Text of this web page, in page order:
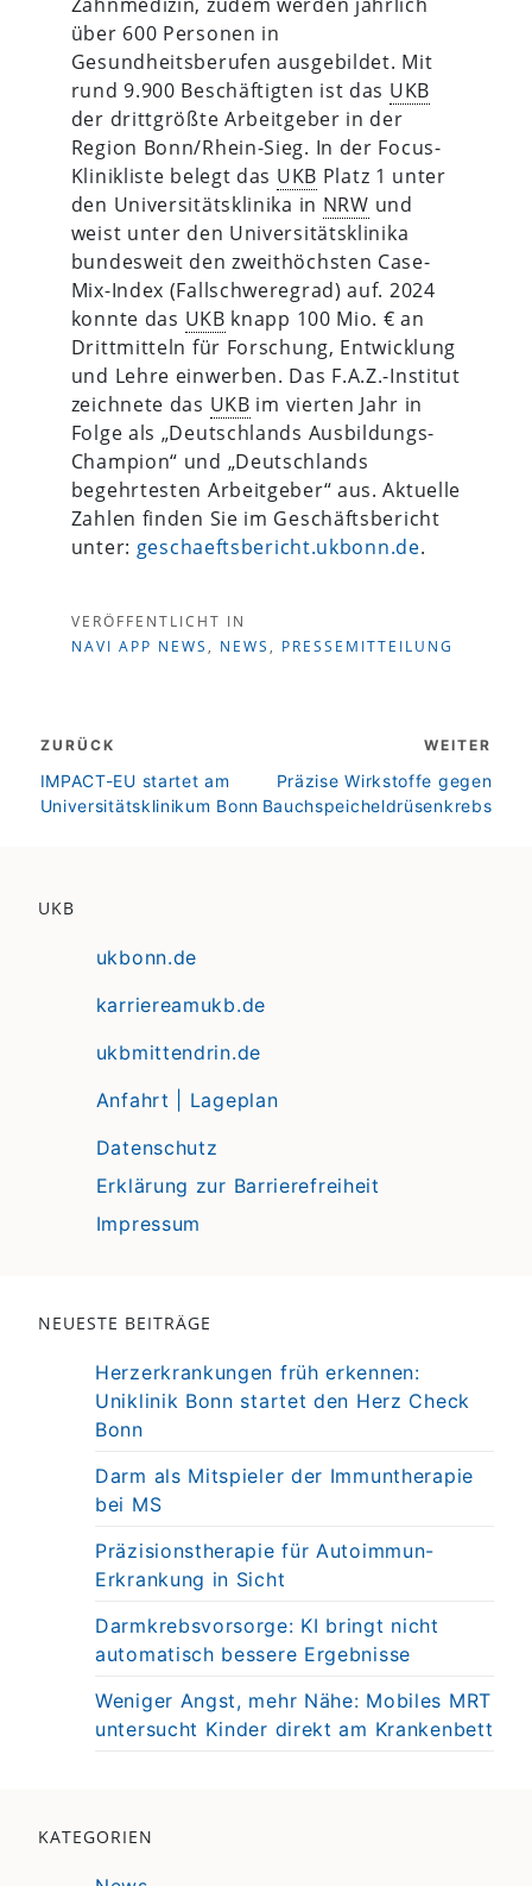
über 600 Personen in
Gesundheitsberufen ausgebildet. Mit
rund 9.900 Beschäftigten ist das UKB
der drittgrößte Arbeitgeber in der
Region Bonn/Rhein-Sieg. In der Focus-
Klinikliste belegt das UKB Platz 1 unter
den Universitätsklinika in NRW und
weist unter den Universitätsklinika
bundesweit den zweithöchsten Case-
Mix-Index (Fallschweregrad) auf. 2024
konnte das UKB knapp 100 Mio. € an
Drittmitteln für Forschung, Entwicklung
und Lehre einwerben. Das F.A.Z.-Institut
zeichnete das UKB im vierten Jahr in
Folge als „Deutschlands Ausbildungs-
Champion“ und „Deutschlands
begehrtesten Arbeitgeber“ aus. Aktuelle
Zahlen finden Sie im Geschäftsbericht
unter: geschaeftsbericht.ukbonn.de.
VERÖFFENTLICHT IN
NAVI APP NEWS , NEWS , PRESSEMITTEILUNG
ZURÜCK
zurück
IMPACT-EU startet am
Universitätsklinikum Bonn
WEITER
weiter
Präzise Wirkstoffe gegen
Bauchspeicheldrüsenkrebs
UKB
ukbonn.de
karriereamukb.de
ukbmittendrin.de
Anfahrt | Lageplan
Datenschutz
Erklärung zur Barrierefreiheit
Impressum
NEUESTE BEITRÄGE
Herzerkrankungen früh erkennen:
Uniklinik Bonn startet den Herz Check
Bonn
Darm als Mitspieler der Immuntherapie
bei MS
Präzisionstherapie für Autoimmun-
Erkrankung in Sicht
Darmkrebsvorsorge: KI bringt nicht
automatisch bessere Ergebnisse
Weniger Angst, mehr Nähe: Mobiles MRT
untersucht Kinder direkt am Krankenbett
KATEGORIEN